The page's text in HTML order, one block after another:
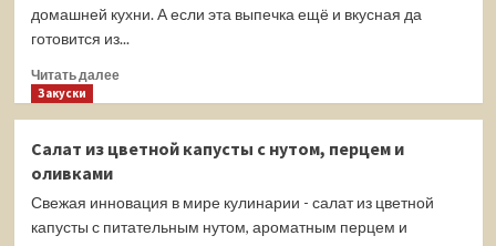
домашней кухни. А если эта выпечка ещё и вкусная да
готовится из...
Читать далееПрочитать
арахисовое
Закуски
Салат из цветной капусты с нутом, перцем и
оливками
Свежая инновация в мире кулинарии - салат из цветной
капусты с питательным нутом, ароматным перцем и